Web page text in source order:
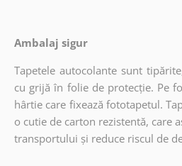
Ambalaj sigur
Tapetele autocolante sunt
cu grijă în folie de protecție. Pe
hârtie care fixează fototapetul.
o cutie de carton rezistentă, care
transportului și reduce riscul de